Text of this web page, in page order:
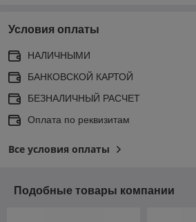
Условия оплаты
НАЛИЧНЫМИ
БАНКОВСКОЙ КАРТОЙ
БЕЗНАЛИЧНЫЙ РАСЧЕТ
Оплата по реквизитам
Все условия оплаты
Подобные товары компании